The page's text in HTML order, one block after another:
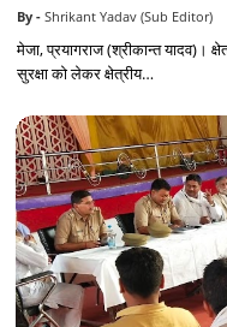
Shrikant Yadav (Sub Editor)
मेजा, प्रयागराज (श्रीकान्त यादव)।
सुरक्षा को लेकर क्षेत्रीय…